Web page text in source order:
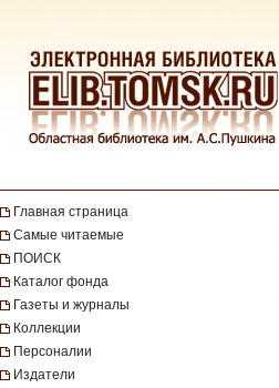
Главная страница
Самые читаемые
ПОИСК
Каталог фонда
Газеты и журналы
Коллекции
Персоналии
Издатели